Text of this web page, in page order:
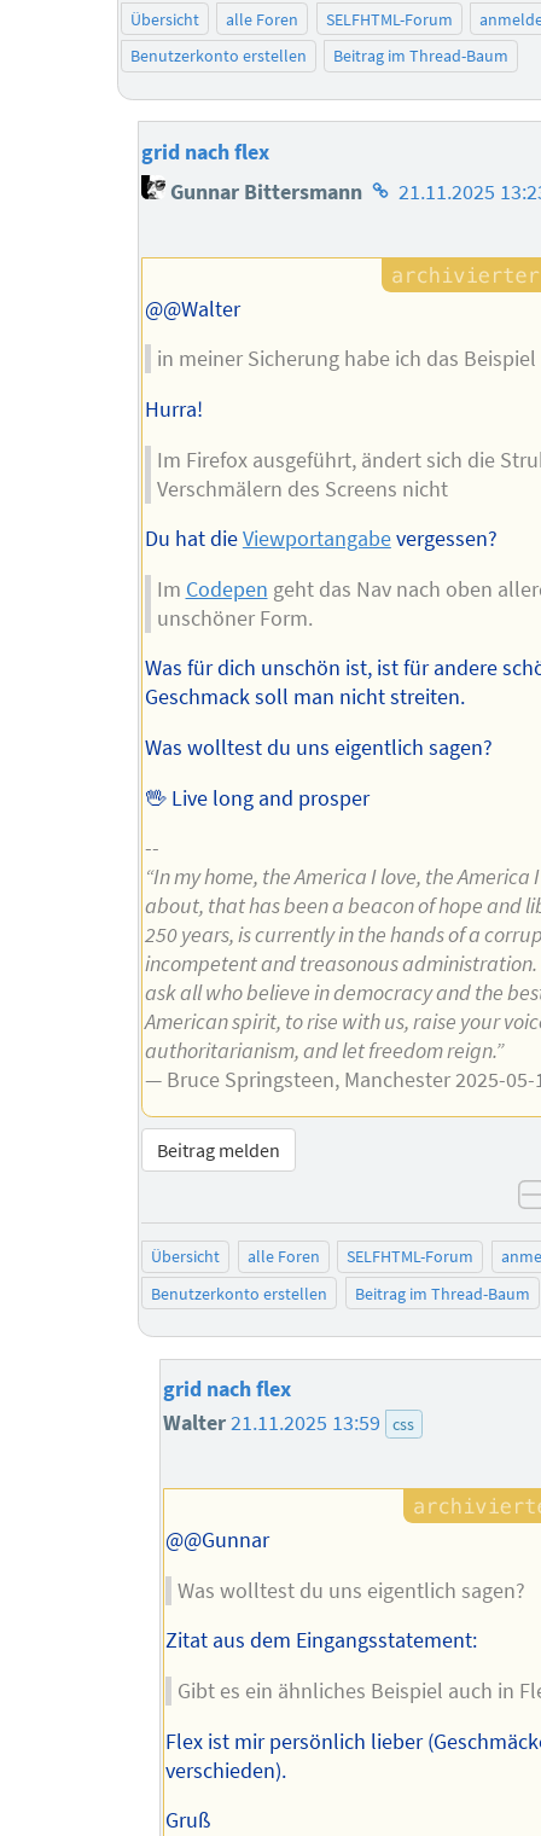
Übersicht alle Foren SELFHTML-Forum
Benutzerkonto erstellen
Beitrag im Thread-Baum
grid nach flex
Gunnar Bittersmann Homepage
Autors
21.11.2025
@@Walter
in meiner Sicherung habe ich das
Hurra!
Im Firefox ausgeführt, ändert sich die
Verschmälern des Screens nicht
Du hat dieViewportangabevergessen?
Im Codepen geht das Nav nach oben
unschöner Form.
Was für dich unschön ist, ist für andere
Geschmack soll man nicht streiten.
Was wolltest du uns eigentlich sagen?
🖖 Live long and prosper
--
“In my home, the America I love, the
about, that has been a beacon of hope and
250 years, is currently in the hands of a
incompetent and treasonous administration.
ask all who believe in democracy and the
American spirit, to rise with us, raise your
authoritarianism, and let freedom reign.”
— Bruce Springsteen, Manchester 2025-05-
Beitrag melden
Übersicht alle Foren SELFHTML-Forum
Benutzerkonto erstellen
Beitrag im Thread-Baum
grid nach flex
Walter21.11.2025 13:59 css
@@Gunnar
Was wolltest du uns eigentlich sagen?
Zitat aus dem Eingangsstatement:
Gibt es ein ähnliches Beispiel auch in
Flex ist mir persönlich lieber
verschieden).
Gruß